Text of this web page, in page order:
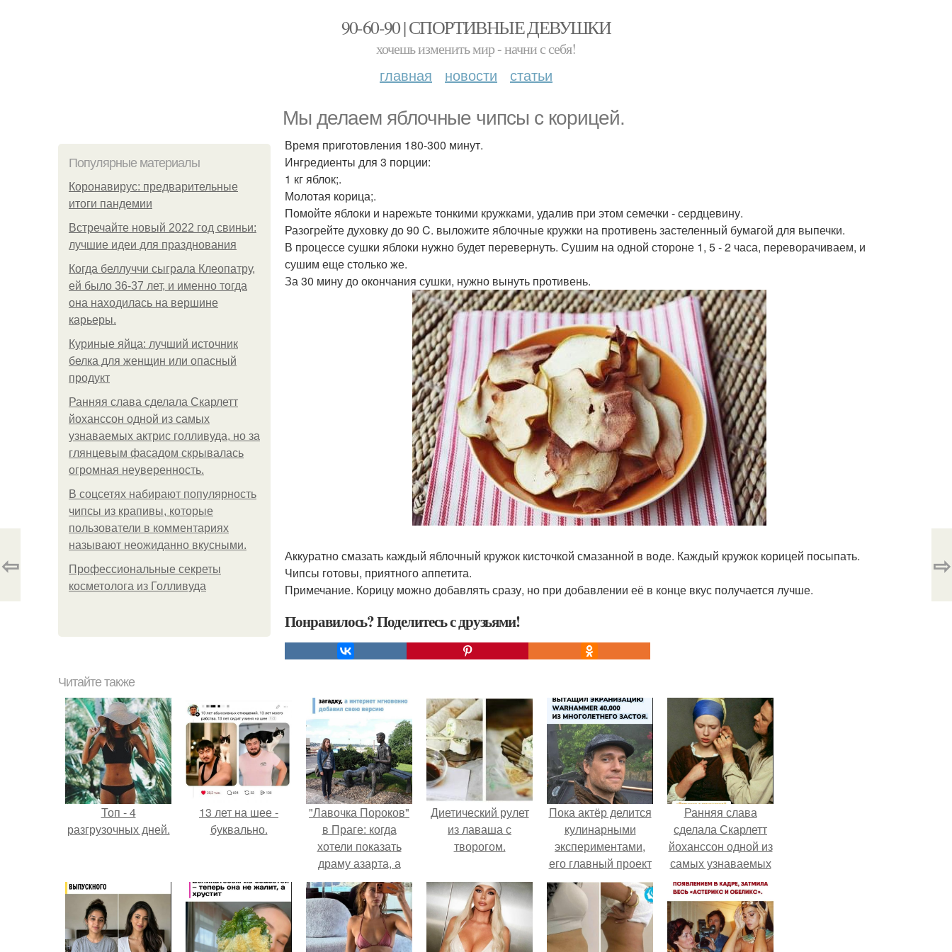
90-60-90 | СПОРТИВНЫЕ ДЕВУШКИ
хочешь изменить мир - начни с себя!
главная новости статьи
Мы делаем яблочные чипсы с корицей.
Популярные материалы
Коронавирус: предварительные
итоги пандемии
Встречайте новый 2022 год свиньи:
лучшие идеи для празднования
Когда беллуччи сыграла Клеопатру,
ей было 36-37 лет, и именно тогда
она находилась на вершине
карьеры.
Куриные яйца: лучший источник
белка для женщин или опасный
продукт
Ранняя слава сделала Скарлетт
йоханссон одной из самых
узнаваемых актрис голливуда, но за
глянцевым фасадом скрывалась
огромная неуверенность.
В соцсетях набирают популярность
чипсы из крапивы, которые
пользователи в комментариях
называют неожиданно вкусными.
Профессиональные секреты
косметолога из Голливуда
Время приготовления 180-300 минут.
Ингредиенты для 3 порции:
1 кг яблок;.
Молотая корица;.
Помойте яблоки и нарежьте тонкими кружками, удалив при этом семечки - сердцевину.
Разогрейте духовку до 90 C. выложите яблочные кружки на противень застеленный бумагой для выпечки.
В процессе сушки яблоки нужно будет перевернуть. Сушим на одной стороне 1, 5 - 2 часа, переворачиваем, и
сушим еще столько же.
За 30 мину до окончания сушки, нужно вынуть противень.
Аккуратно смазать каждый яблочный кружок кисточкой смазанной в воде. Каждый кружок корицей посыпать.
Чипсы готовы, приятного аппетита.
Примечание. Корицу можно добавлять сразу, но при добавлении её в конце вкус получается лучше.
Понравилось? Поделитесь с друзьями!
⇦ ⇨
Читайте также
Топ - 4
разгрузочных дней.
13 лет на шее -
буквально.
"Лавочка Пороков"
в Праге: когда
хотели показать
драму азарта, а
получился 18+.
Диетический рулет
из лаваша с
творогом.
Пока актёр делится
кулинарными
экспериментами,
его главный проект
сделал серьёзный
шаг вперёд.
Ранняя слава
сделала Скарлетт
йоханссон одной из
самых узнаваемых
актрис голливуда,
но за глянцевым
фасадом
скрывалась
огромная